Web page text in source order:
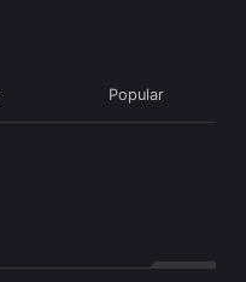
Popular